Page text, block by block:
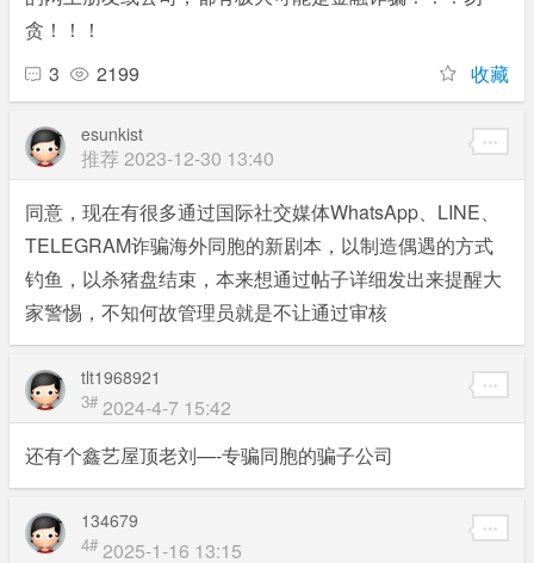
贪！！！
3
2199 收藏
esunkist
推荐 2023-12-30 13:40
同意，现在有很多通过国际社交媒体WhatsApp、LINE、
TELEGRAM诈骗海外同胞的新剧本，以制造偶遇的方式
钓鱼，以杀猪盘结束，本来想通过帖子详细发出来提醒大
家警惕，不知何故管理员就是不让通过审核
tlt1968921
3# 2024-4-7 15:42
还有个鑫艺屋顶老刘—-专骗同胞的骗子公司
134679
4# 2025-1-16 13:15